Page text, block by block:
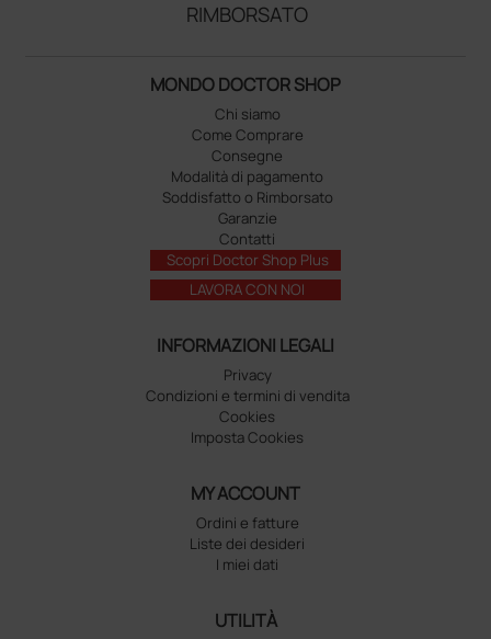
RIMBORSATO
MONDO DOCTOR SHOP
Chi siamo
Come Comprare
Consegne
Modalità di pagamento
Soddisfatto o Rimborsato
Garanzie
Contatti
Scopri Doctor Shop Plus
LAVORA CON NOI
INFORMAZIONI LEGALI
Privacy
Condizioni e termini di vendita
Cookies
Imposta Cookies
MY ACCOUNT
Ordini e fatture
Liste dei desideri
I miei dati
UTILITÀ